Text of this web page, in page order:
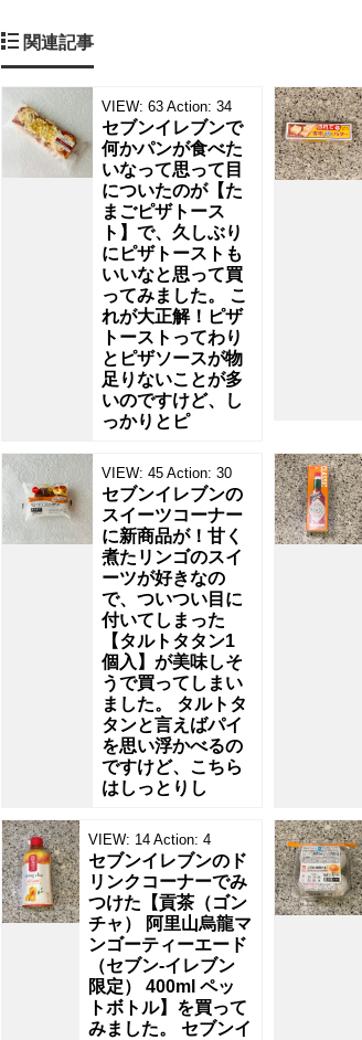
の
巻
き
寿
で
良
く
す
が、
今
た
く
り
ま
す
シ
関連記事
VIEW: 63 Action: 34
セブンイレブンで
何かパンが食べた
いなって思って目
についたのが【た
まごピザトース
ト】で、久しぶり
にピザトーストも
いいなと思って買
ってみました。 こ
れが大正解！ピザ
トーストってわり
とピザソースが物
足りないことが多
いのですけど、し
っかりとピ
VIEW: 45 Action: 30
セブンイレブンの
スイーツコーナー
に新商品が！甘く
煮たリンゴのスイ
ーツが好きなの
で、ついつい目に
付いてしまった
【タルトタタン1
個入】が美味しそ
うで買ってしまい
ました。 タルトタ
タンと言えばパイ
を思い浮かべるの
ですけど、こちら
はしっとりし
VIEW: 14 Action: 4
セブンイレブンのド
リンクコーナーでみ
つけた【貢茶（ゴン
チャ） 阿里山烏龍マ
ンゴーティーエード
（セブン‐イレブン
限定） 400ml ペッ
トボトル】を買って
みました。 セブンイ